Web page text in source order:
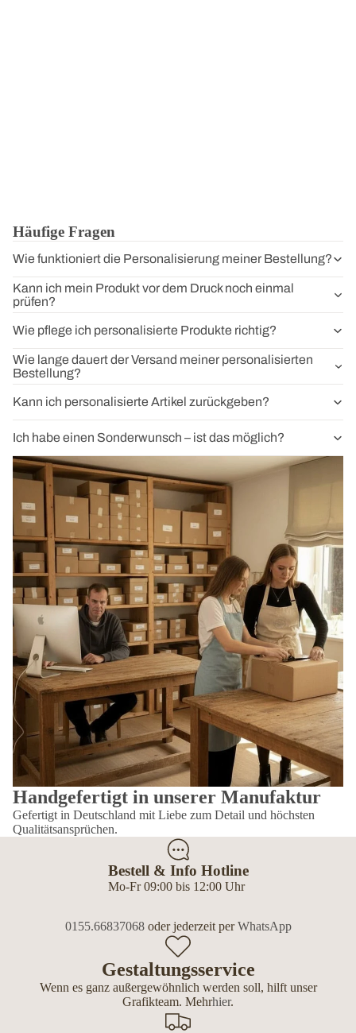
Häufige Fragen
Wie funktioniert die Personalisierung meiner Bestellung?
Kann ich mein Produkt vor dem Druck noch einmal
prüfen?
Wie pflege ich personalisierte Produkte richtig?
Wie lange dauert der Versand meiner personalisierten
Bestellung?
Kann ich personalisierte Artikel zurückgeben?
Ich habe einen Sonderwunsch – ist das möglich?
Handgefertigt in unserer Manufaktur
Gefertigt in Deutschland mit Liebe zum Detail und höchsten
Qualitätsansprüchen.
Bestell & Info Hotline
Mo-Fr 09:00 bis 12:00 Uhr
0155.66837068oder jederzeit perWhatsApp
Gestaltungsservice
Wenn es ganz außergewöhnlich werden soll, hilft unser
Grafikteam. Mehrhier.